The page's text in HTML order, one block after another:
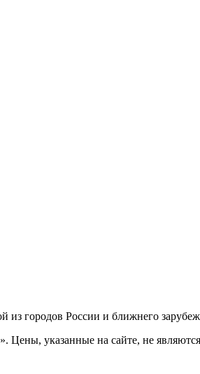
из городов России и ближнего
Цены, указанные на сайте, не